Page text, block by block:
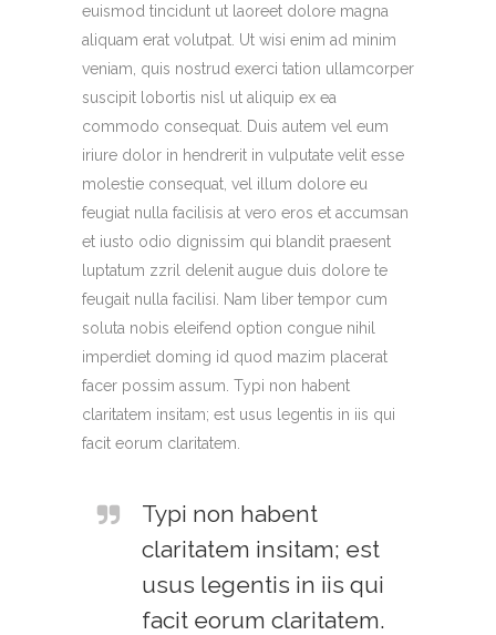
euismod tincidunt ut laoreet dolore magna
aliquam erat volutpat. Ut wisi enim ad minim
veniam, quis nostrud exerci tation ullamcorper
suscipit lobortis nisl ut aliquip ex ea
commodo consequat. Duis autem vel eum
iriure dolor in hendrerit in vulputate velit esse
molestie consequat, vel illum dolore eu
feugiat nulla facilisis at vero eros et accumsan
et iusto odio dignissim qui blandit praesent
luptatum zzril delenit augue duis dolore te
feugait nulla facilisi. Nam liber tempor cum
soluta nobis eleifend option congue nihil
imperdiet doming id quod mazim placerat
facer possim assum. Typi non habent
claritatem insitam; est usus legentis in iis qui
facit eorum claritatem.
Typi non habent
claritatem insitam; est
usus legentis in iis qui
facit eorum claritatem.